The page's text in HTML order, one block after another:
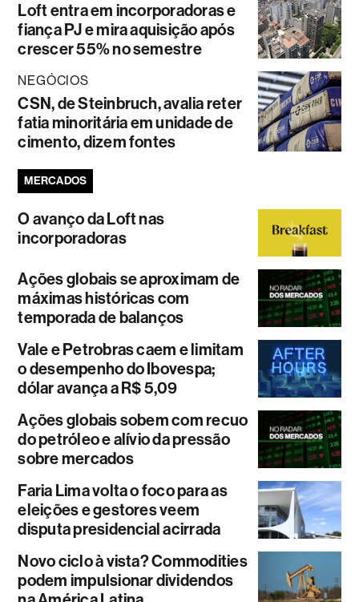
Loft entra em incorporadoras e
fiança PJ e mira aquisição após
crescer 55% no semestre
NEGÓCIOS
CSN, de Steinbruch, avalia reter
fatia minoritária em unidade de
cimento, dizem fontes
MERCADOS
O avanço da Loft nas
incorporadoras
Ações globais se aproximam de
máximas históricas com
temporada de balanços
Vale e Petrobras caem e limitam
o desempenho do Ibovespa;
dólar avança a R$ 5,09
Ações globais sobem com recuo
do petróleo e alívio da pressão
sobre mercados
Faria Lima volta o foco para as
eleições e gestores veem
disputa presidencial acirrada
Novo ciclo à vista? Commodities
podem impulsionar dividendos